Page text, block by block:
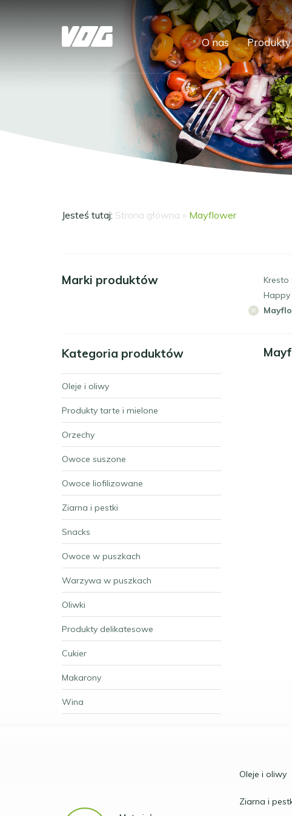
O nas
Jesteś tutaj: Strona główna » Mayflower
Marki produktów Kresto
Happy
Kategoria produktów
Oleje i oliwy
Produkty tarte i mielone
Orzechy
Owoce suszone
Owoce liofilizowane
Ziarna i pestki
Snacks
Owoce w puszkach
Warzywa w puszkach
Oliwki
Produkty delikatesowe
Cukier
Makarony
Wina
Oleje i oliwy
Ziarna i